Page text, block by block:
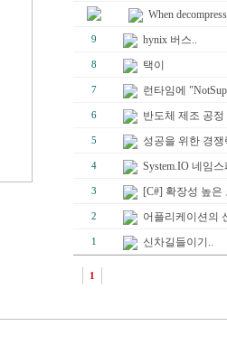
When
9 hynix 버스..
8 택이
7 런타임에
6 반도체 제조 공정
5 성공을 위한 경쟁
4 System.IO 네임
3 [C#] 확장성 높은
2 어플리케이션의
1 신차길들이기..
1